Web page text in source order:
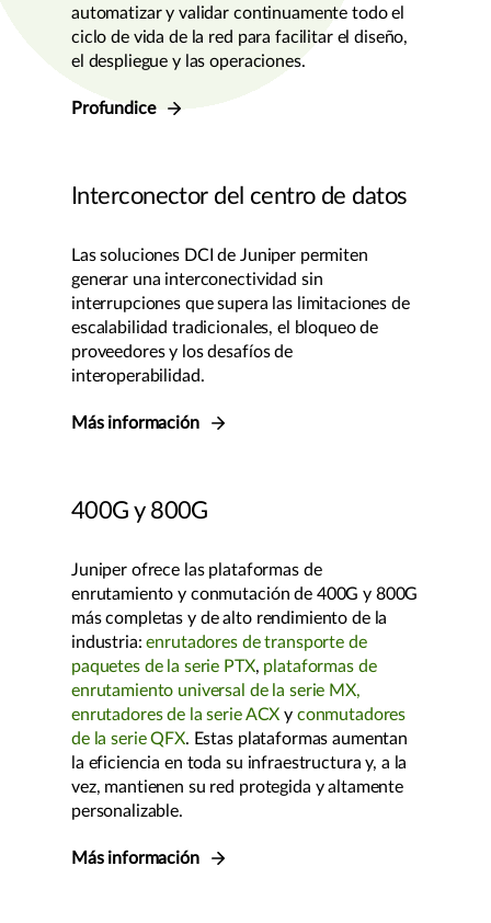
automatizar y validar continuamente todo el
ciclo de vida de la red para facilitar el diseño,
el despliegue y las operaciones.
Profundice
Interconector del centro de datos
Las soluciones DCI de Juniper permiten
generar una interconectividad sin
interrupciones que supera las limitaciones de
escalabilidad tradicionales, el bloqueo de
proveedores y los desafíos de
interoperabilidad.
Más información
400G y 800G
Juniper ofrece las plataformas de
enrutamiento y conmutación de 400G y 800G
más completas y de alto rendimiento de la
industria:enrutadores de transporte de
paquetes de la serie PTX, plataformas de
enrutamiento universal de la serie MX,
enrutadores de la serie ACXy conmutadores
de la serie QFX. Estas plataformas aumentan
la eficiencia en toda su infraestructura y, a la
vez, mantienen su red protegida y altamente
personalizable.
Más información